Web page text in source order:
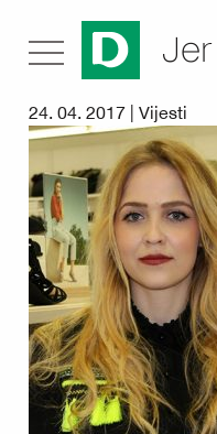
Jer
24. 04. 2017 | Vijesti